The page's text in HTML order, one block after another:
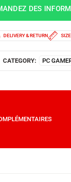
DES
DELIVERY & RETURN
CATEGORY: PC